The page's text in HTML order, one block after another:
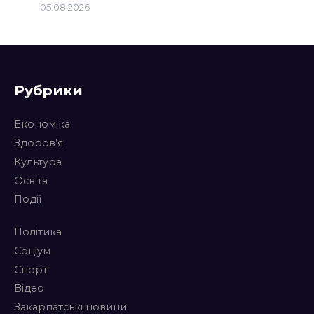
05.08.2026
Рубрики
Економіка
Здоров’я
Культура
Освіта
Події
Політика
Соціум
Спорт
Відео
Закарпатські новини